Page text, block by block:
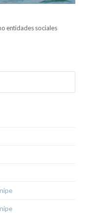
entidades sociales